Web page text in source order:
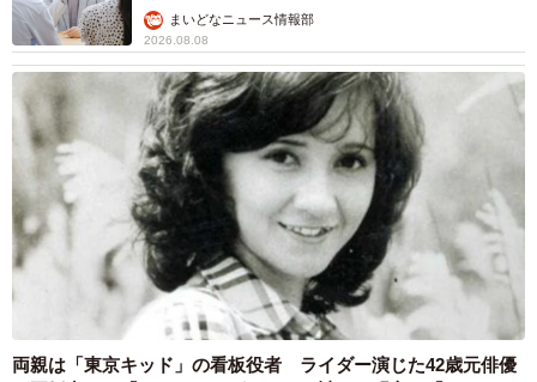
まいどなニュース情報部
2026.08.08
両親は「東京キッド」の看板役者 ライダー演じた42歳元俳優